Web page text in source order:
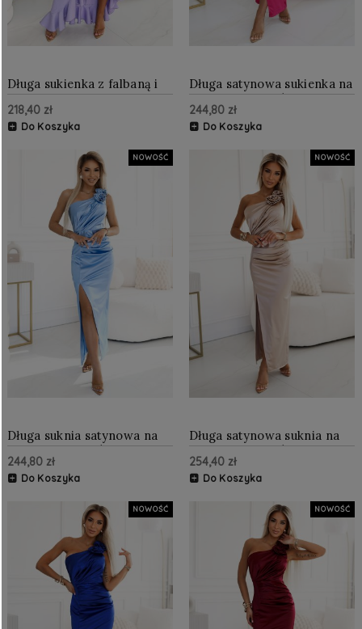
Długa sukienka z falbaną i
asymetrycznym dekoltem
Lawendowa
218,40 zł
Do Koszyka
Długa satynowa sukienka na
jedno ramię z różą i
rozcięciem Różowa
244,80 zł
Do Koszyka
Długa suknia satynowa na
jedno ramię z różami
Błękitna
244,80 zł
Do Koszyka
NOWOŚĆ
Długa satynowa suknia na
jedno ramię z różami
Beżowa
254,40 zł
Do Koszyka
NOWOŚĆ
NOWOŚĆ NOWOŚĆ